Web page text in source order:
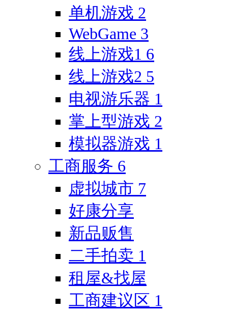
单机游戏 2
WebGame 3
线上游戏1 6
线上游戏2 5
电视游乐器 1
掌上型游戏 2
模拟器游戏 1
工商服务 6
虚拟城市 7
好康分享
新品贩售
二手拍卖 1
租屋&找屋
工商建议区 1